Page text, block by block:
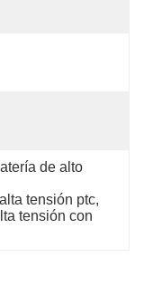
de alto
tensión ptc,
tensión con